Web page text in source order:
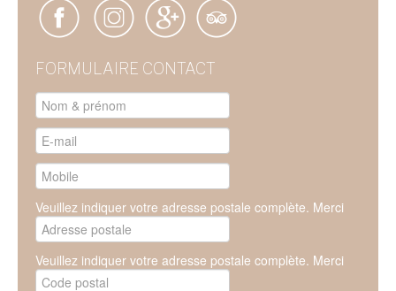
FORMULAIRE CONTACT
Veuillez indiquer votre adresse postale complète. Merci
Veuillez indiquer votre adresse postale complète. Merci